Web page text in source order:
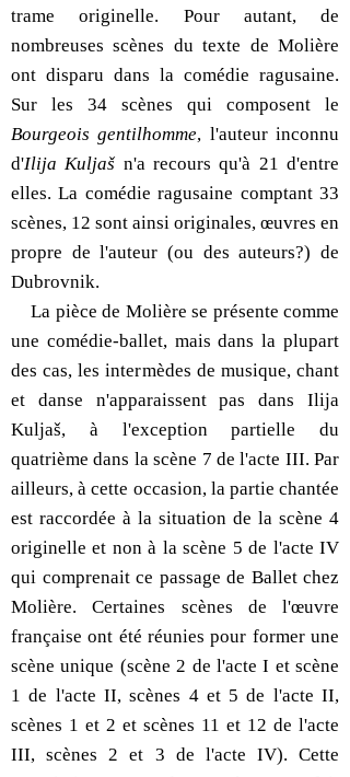
trame originelle. Pour autant, de
nombreuses scènes du texte de Molière
ont disparu dans la comédie ragusaine.
Sur les 34 scènes qui composent le
Bourgeois gentilhomme, l'auteur inconnu
d'Ilija Kuljaš n'a recours qu'à 21 d'entre
elles. La comédie ragusaine comptant 33
scènes, 12 sont ainsi originales, œuvres en
propre de l'auteur (ou des auteurs?) de
Dubrovnik.
La pièce de Molière se présente comme
une comédie-ballet, mais dans la plupart
des cas, les intermèdes de musique, chant
et danse n'apparaissent pas dans Ilija
Kuljaš, à l'exception partielle du
quatrième dans la scène 7 de l'acte III. Par
ailleurs, à cette occasion, la partie chantée
est raccordée à la situation de la scène 4
originelle et non à la scène 5 de l'acte IV
qui comprenait ce passage de Ballet chez
Molière. Certaines scènes de l'œuvre
française ont été réunies pour former une
scène unique (scène 2 de l'acte I et scène
1 de l'acte II, scènes 4 et 5 de l'acte II,
scènes 1 et 2 et scènes 11 et 12 de l'acte
III, scènes 2 et 3 de l'acte IV). Cette